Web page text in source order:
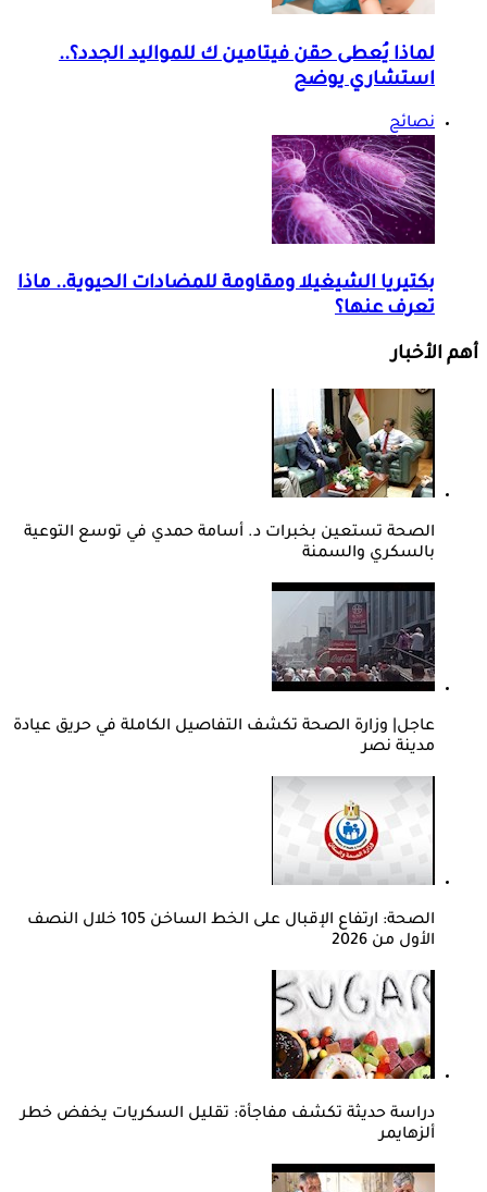
لماذا يُعطى حقن فيتامين ك للمواليد الجدد؟..
استشاري يوضح
نصائح
بكتيريا الشيغيلا ومقاومة للمضادات الحيوية.. ماذا
تعرف عنها؟
أهم الأخبار
الصحة تستعين بخبرات د. أسامة حمدي في توسع التوعية
بالسكري والسمنة
عاجل| وزارة الصحة تكشف التفاصيل الكاملة في حريق عيادة
مدينة نصر
الصحة: ارتفاع الإقبال على الخط الساخن 105 خلال النصف
الأول من 2026
دراسة حديثة تكشف مفاجأة: تقليل السكريات يخفض خطر
ألزهايمر